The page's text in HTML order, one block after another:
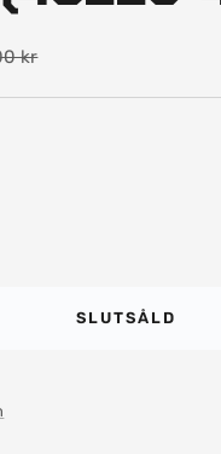
kr
SLUTSÅLD